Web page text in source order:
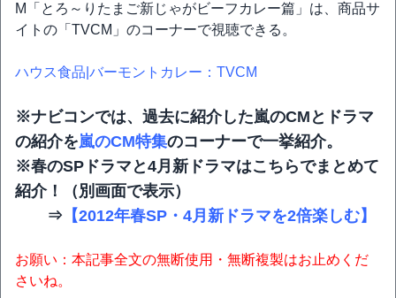
M「とろ～りたまご新じゃがビーフカレー篇」は、商品サ
イトの「TVCM」のコーナーで視聴できる。
ハウス食品|バーモントカレー：TVCM
※ナビコンでは、過去に紹介した嵐のCMとドラマ
の紹介を嵐のCM特集のコーナーで一挙紹介。
※春のSPドラマと4月新ドラマはこちらでまとめて
紹介！（別画面で表示）
⇒ 【2012年春SP・4月新ドラマを2倍楽しむ】
お願い：本記事全文の無断使用・無断複製はお止めくだ
さいね。